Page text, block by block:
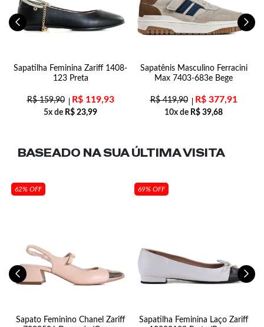
Sapatilha Feminina Zariff 1408-
123 Preta
R$159,90 R$119,93
5x de R$ 23,99
Sapatênis Masculino Ferracini
Max 7403-683e Bege
R$419,90 R$377,91
10x de R$ 39,68
BASEADO NA SUAÚLTIMA VISITA
62% OFF
Sapato Feminino Chanel Zariff
69% OFF
Sapatilha Feminina Laço Zariff